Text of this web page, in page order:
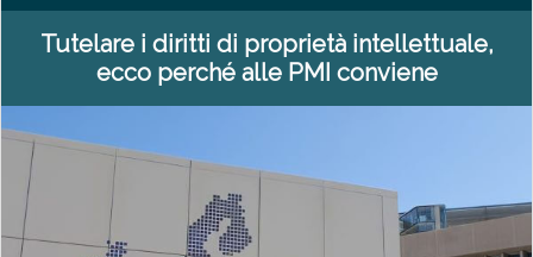
Tutelare i diritti di proprietà intellettuale,
ecco perché alle PMI conviene